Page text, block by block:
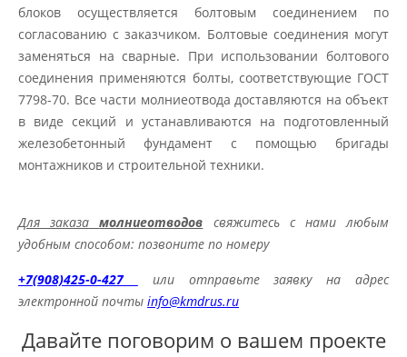
блоков осуществляется болтовым соединением по
согласованию с заказчиком. Болтовые соединения могут
заменяться на сварные. При использовании болтового
соединения применяются болты, соответствующие ГОСТ
7798-70. Все части молниеотвода доставляются на объект
в виде секций и устанавливаются на подготовленный
железобетонный фундамент с помощью бригады
монтажников и строительной техники.
Для заказамолниеотводов
свяжитесь с нами любым
удобным способом: позвоните по номеру
+7(908)425-0-427
или отправьте заявку на адрес
электронной почты info@kmdrus.ru
Давайте поговорим о вашем проекте